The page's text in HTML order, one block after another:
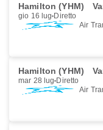
Hamilton (YHM)
gio 16 lug Diretto
Air
Hamilton (YHM)
mar 28 lug Diretto
Air